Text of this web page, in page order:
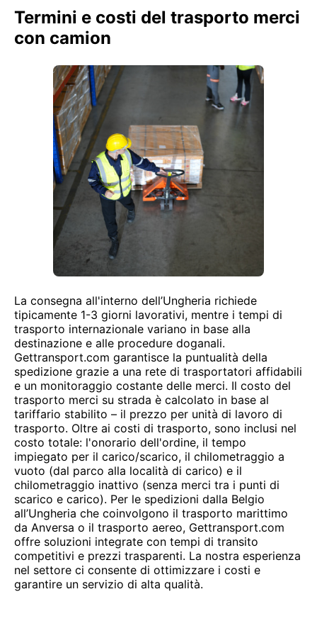
Termini e costi del trasporto merci
con camion
La consegna all'interno dell’Ungheria richiede
tipicamente 1-3 giorni lavorativi, mentre i tempi di
trasporto internazionale variano in base alla
destinazione e alle procedure doganali.
Gettransport.com garantisce la puntualità della
spedizione grazie a una rete di trasportatori affidabili
e un monitoraggio costante delle merci. Il costo del
trasporto merci su strada è calcolato in base al
tariffario stabilito – il prezzo per unità di lavoro di
trasporto. Oltre ai costi di trasporto, sono inclusi nel
costo totale: l'onorario dell'ordine, il tempo
impiegato per il carico/scarico, il chilometraggio a
vuoto (dal parco alla località di carico) e il
chilometraggio inattivo (senza merci tra i punti di
scarico e carico). Per le spedizioni dalla Belgio
all’Ungheria che coinvolgono il trasporto marittimo
da Anversa o il trasporto aereo, Gettransport.com
offre soluzioni integrate con tempi di transito
competitivi e prezzi trasparenti. La nostra esperienza
nel settore ci consente di ottimizzare i costi e
garantire un servizio di alta qualità.